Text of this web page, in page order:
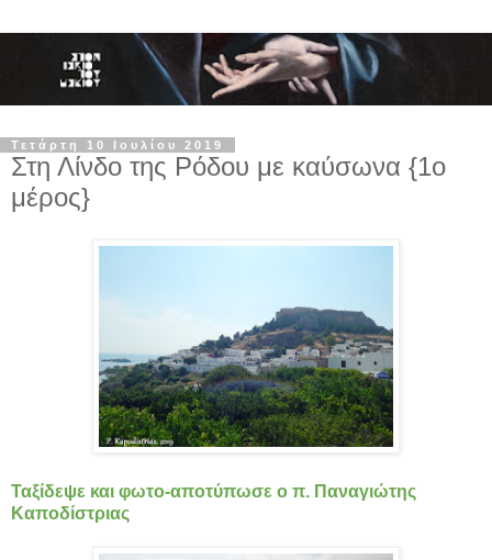
Τετάρτη 10 Ιουλίου 2019
Στη Λίνδο της Ρόδου με καύσωνα {1ο
μέρος}
Ταξίδεψε και φωτο-αποτύπωσε ο π. Παναγιώτης
Καποδίστριας